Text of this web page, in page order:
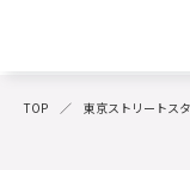
TOP 東京ストリートス